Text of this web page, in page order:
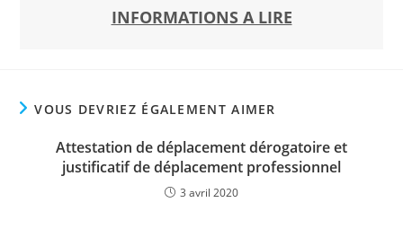
INFORMATIONS A LIRE
VOUS DEVRIEZ ÉGALEMENT AIMER
Attestation de déplacement dérogatoire et
justificatif de déplacement professionnel
3 avril 2020